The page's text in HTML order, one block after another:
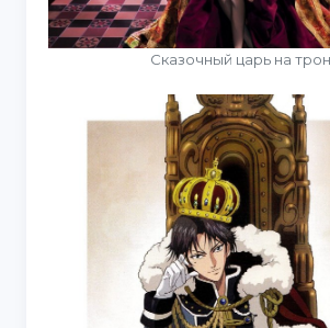
Сказочный царь на